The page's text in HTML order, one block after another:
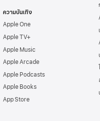
ความบันเทิง
Apple One
Apple TV+
Apple Music
Apple Arcade
Apple Podcasts
Apple Books
App Store